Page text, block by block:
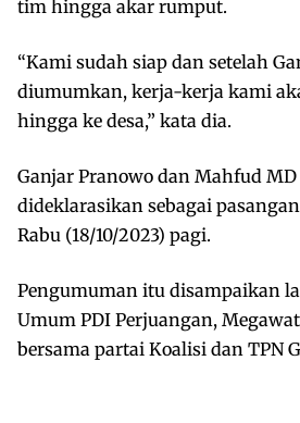
tim hingga akar rumput.
“Kami sudah siap dan setelah
diumumkan, kerja-kerja kami
hingga ke desa,” kata dia.
Ganjar Pranowo dan Mahfud
dideklarasikan sebagai
Rabu (18/10/2023) pagi.
Pengumuman itu disampaikan
Umum PDI Perjuangan,
bersama partai Koalisi dan TPN